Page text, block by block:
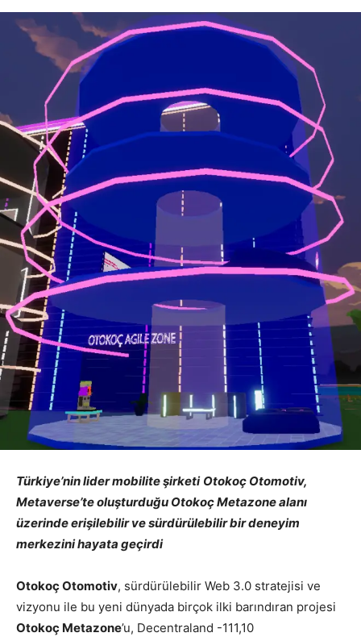
Türkiye’nin lider mobilite şirketi Otokoç Otomotiv,
Metaverse’te oluşturduğu Otokoç Metazone alanı
üzerinde erişilebilir ve sürdürülebilir bir deneyim
merkezini hayata geçirdi
Otokoç Otomotiv, sürdürülebilir Web 3.0 stratejisi ve
vizyonu ile bu yeni dünyada birçok ilki barındıran projesi
Otokoç Metazone’u, Decentraland -111,10